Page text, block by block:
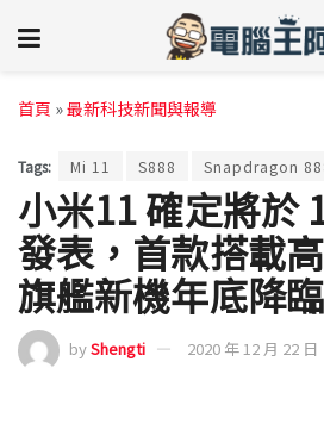
首頁 »最新科技新聞與報導
Tags: Mi 11 S888 Snapdragon
小米11 確定將於
發表，首款搭載
旗艦新機年底降臨
byShengti 2020 年 12 月 22 日